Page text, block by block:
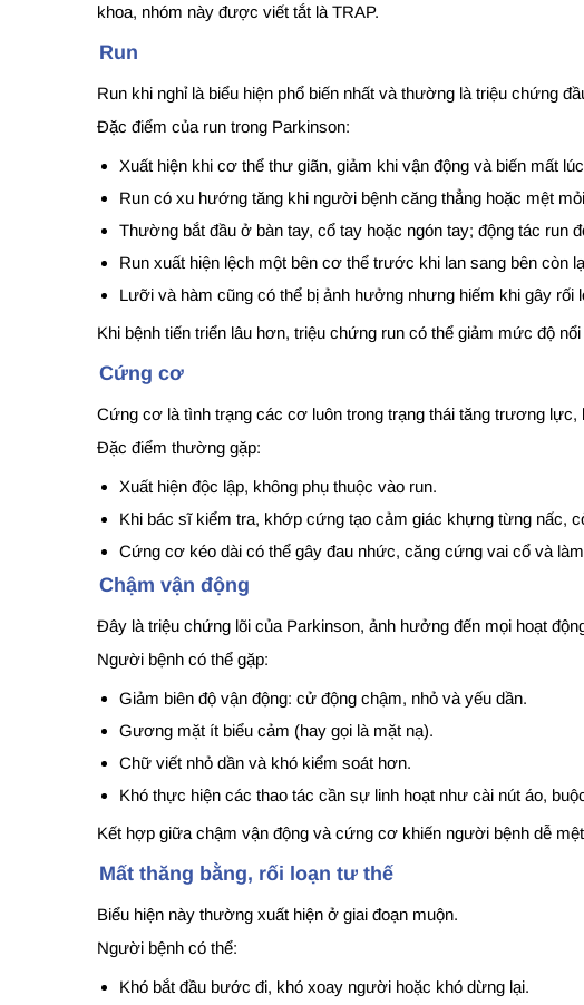
khoa, nhóm này được viết tắt là TRAP.
Run
Run khi nghỉ là biểu hiện phổ biến nhất và thường là triệu chứng
Đặc điểm của run trong Parkinson:
Xuất hiện khi cơ thể thư giãn, giảm khi vận động và biến mất
Run có xu hướng tăng khi người bệnh căng thẳng hoặc mệt
Thường bắt đầu ở bàn tay, cổ tay hoặc ngón tay; động tác run
Run xuất hiện lệch một bên cơ thể trước khi lan sang bên còn
Lưỡi và hàm cũng có thể bị ảnh hưởng nhưng hiếm khi gây rối
Khi bệnh tiến triển lâu hơn, triệu chứng run có thể giảm mức độ
Cứng cơ
Cứng cơ là tình trạng các cơ luôn trong trạng thái tăng trương
Đặc điểm thường gặp:
Xuất hiện độc lập, không phụ thuộc vào run.
Khi bác sĩ kiểm tra, khớp cứng tạo cảm giác khựng từng nấc,
Cứng cơ kéo dài có thể gây đau nhức, căng cứng vai cổ và
Chậm vận động
Đây là triệu chứng lõi của Parkinson, ảnh hưởng đến mọi hoạt
Người bệnh có thể gặp:
Giảm biên độ vận động: cử động chậm, nhỏ và yếu dần.
Gương mặt ít biểu cảm (hay gọi là mặt nạ).
Chữ viết nhỏ dần và khó kiểm soát hơn.
Khó thực hiện các thao tác cần sự linh hoạt như cài nút áo,
Kết hợp giữa chậm vận động và cứng cơ khiến người bệnh dễ
Mất thăng bằng, rối loạn tư thế
Biểu hiện này thường xuất hiện ở giai đoạn muộn.
Người bệnh có thể:
Khó bắt đầu bước đi, khó xoay người hoặc khó dừng lại.